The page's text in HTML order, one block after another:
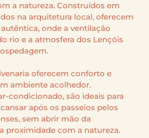
a natureza. Construídos em
na arquitetura local, oferecem
onde a ventilação
rio e a atmosfera dos Lençóis
oferecem conforto e
ambiente acolhedor.
condicionado, são ideais para
após os passeios pelos
sem abrir mão da
proximidade com a natureza.